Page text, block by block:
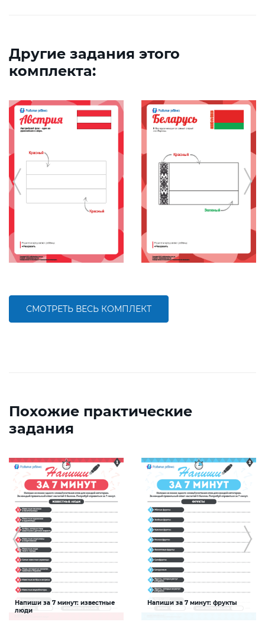
Другие задания этого
комплекта:
СМОТРЕТЬ ВЕСЬ КОМПЛЕКТ
Похожие практические
задания
Напиши за 7 минут: известные
люди
Напиши за 7 минут: фрукты